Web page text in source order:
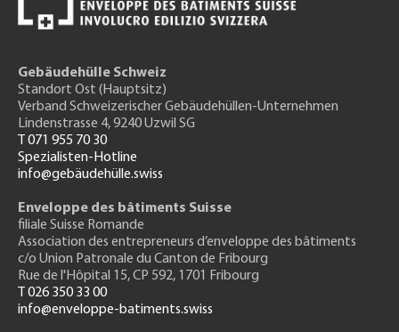
Gebäudehülle Schweiz
Standort Ost (Hauptsitz)
Verband Schweizerischer Gebäudehüllen-Unternehmen
Lindenstrasse 4, 9240 Uzwil SG
T 071 955 70 30
Spezialisten-Hotline
info@gebäudehülle.swiss
Enveloppe des bâtiments Suisse
filiale Suisse Romande
Association des entrepreneurs d’enveloppe des bâtiments
c/o Union Patronale du Canton de Fribourg
Rue de l'Hôpital 15, CP 592, 1701 Fribourg
T 026 350 33 00
info@enveloppe-batiments.swiss